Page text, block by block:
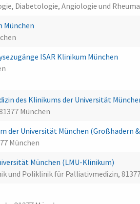
Diabetologie, Angiologie und
München
ISAR Klinikum München
des Klinikums der Universität
München
der Universität München (Großhadern
München
München (LMU-Klinikum)
und Poliklinik für Palliativmedizin,